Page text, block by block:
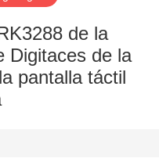
de la
Digitaces de la
pantalla táctil